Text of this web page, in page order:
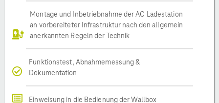
Montage und Inbetriebnahme der AC Ladestation
an vorbereiteter Infrastruktur nach den allgemein
anerkannten Regeln der Technik
Funktionstest, Abnahmemessung &
Dokumentation
Einweisung in die Bedienung der Wallbox